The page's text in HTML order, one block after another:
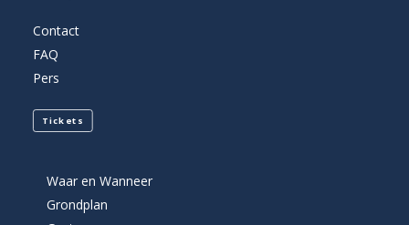
Contact
FAQ
Pers
Tickets
Waar en Wanneer
Grondplan